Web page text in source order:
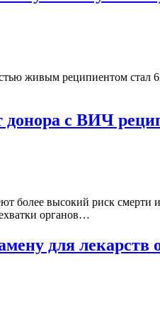
живым реципиентом стал
донора с ВИЧ
высокий риск смерти
органов…
для